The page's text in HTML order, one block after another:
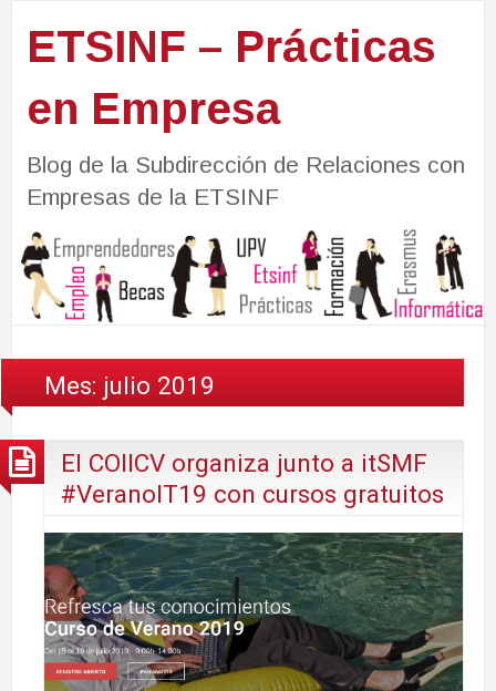
ETSINF – Prácticas
en Empresa
Blog de la Subdirección de Relaciones con
Empresas de la ETSINF
Mes: julio 2019
El COIICV organiza junto a itSMF
#VeranoIT19 con cursos gratuitos